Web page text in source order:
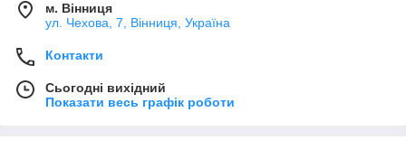
м. Вінниця
ул. Чехова, 7, Вінниця, Україна
Контакти
Сьогодні вихідний
Показати весь графік роботи